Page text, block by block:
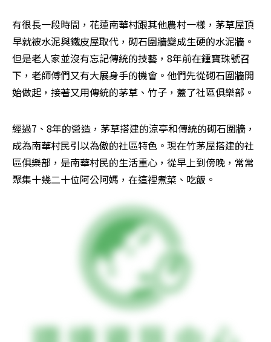
有很長一段時間，花蓮南華村跟其他農村一樣，茅草屋頂
早就被水泥與鐵皮屋取代，砌石圍牆變成生硬的水泥牆。
但是老人家並沒有忘記傳統的技藝，8年前在鍾寶珠號召
下，老師傅們又有大展身手的機會。他們先從砌石圍牆開
始做起，接著又用傳統的茅草、竹子，蓋了社區俱樂部。
經過7、8年的營造，茅草搭建的涼亭和傳統的砌石圍牆，
成為南華村民引以為傲的社區特色。現在竹茅屋搭建的社
區俱樂部，是南華村民的生活重心，從早上到傍晚，常常
聚集十幾二十位阿公阿媽，在這裡煮菜、吃飯。